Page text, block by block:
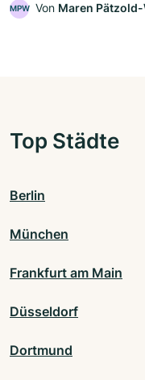
MPW Von Maren
Top Städte
Berlin
München
Frankfurt am Main
Düsseldorf
Dortmund